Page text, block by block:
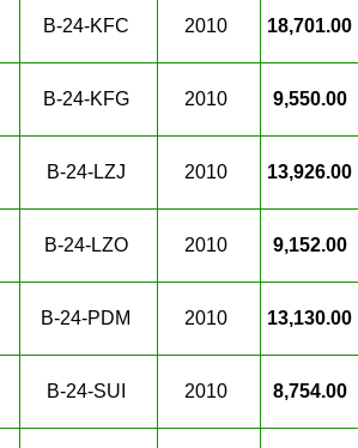
B-24-KFC 2010 18,701.00
B-24-KFG 2010 9,550.00
B-24-LZJ 2010 13,926.00
B-24-LZO 2010 9,152.00
B-24-PDM 2010 13,130.00
B-24-SUI 2010 8,754.00